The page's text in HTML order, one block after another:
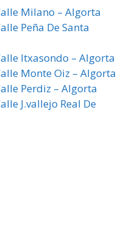
Milano – Algorta
Peña De Santa
Itxasondo – Algorta
Monte Oiz – Algorta
Perdiz – Algorta
J.vallejo Real De